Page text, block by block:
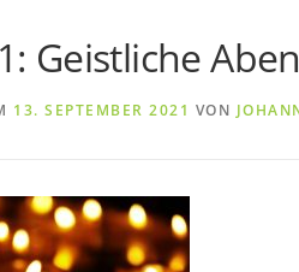
Geistliche
13. SEPTEMBER 2021 VON